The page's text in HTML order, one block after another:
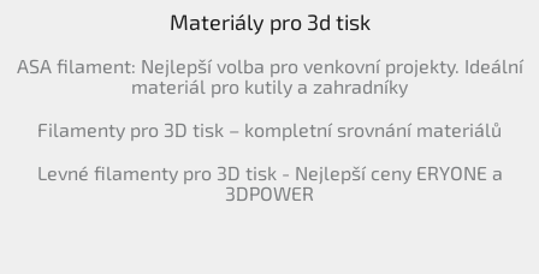
Materiály pro 3d tisk
ASA filament: Nejlepší volba pro venkovní projekty. Ideální
materiál pro kutily a zahradníky
Filamenty pro 3D tisk – kompletní srovnání materiálů
Levné filamenty pro 3D tisk - Nejlepší ceny ERYONE a
3DPOWER